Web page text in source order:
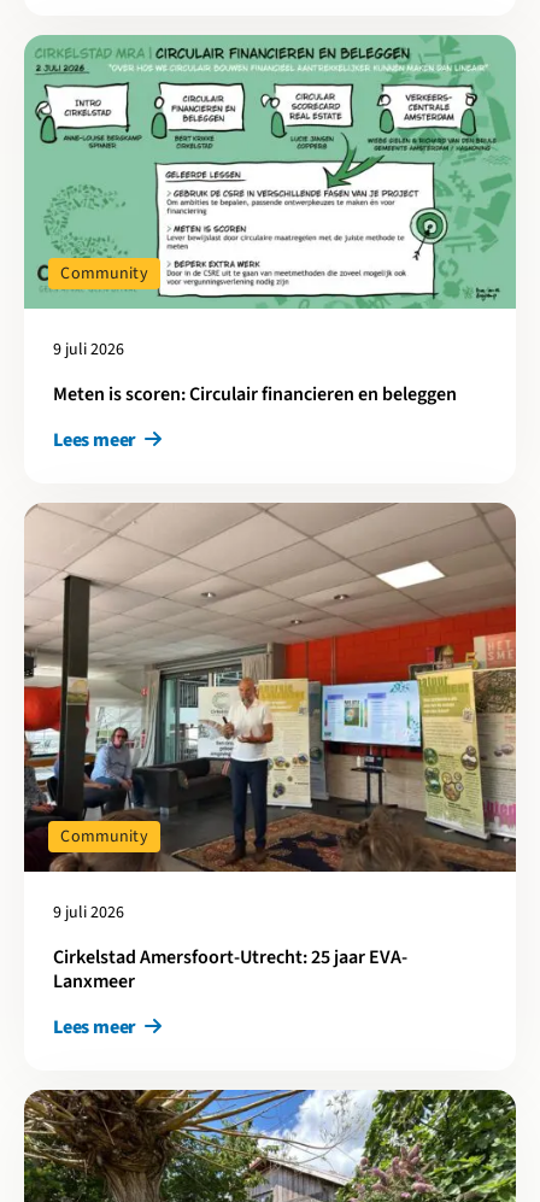
9 juli 2026
Meten is scoren: Circulair financieren en beleggen
Community
Lees meer
Lees meer over Meten is scoren: Circulair financieren en
9 juli 2026
Cirkelstad Amersfoort-Utrecht: 25 jaar EVA-
Lanxmeer
Community
Lees meer
Lees meer over Cirkelstad Amersfoort-Utrecht: 25 jaar EVA-
Lees meer over Cirkelstad Arnhem-Nijmegen: 10 jaar IEWAN